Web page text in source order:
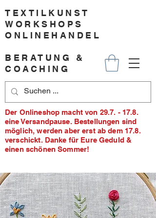
TEXTILKUNST
WORKSHOPS
ONLINEHANDEL
BERATUNG &
COACHING
Der Onlineshop macht von 29.7. - 17.8.
eine Versandpause. Bestellungen sind
möglich, werden aber erst ab dem 17.8.
verschickt. Danke für Eure Geduld &
einen schönen Sommer!